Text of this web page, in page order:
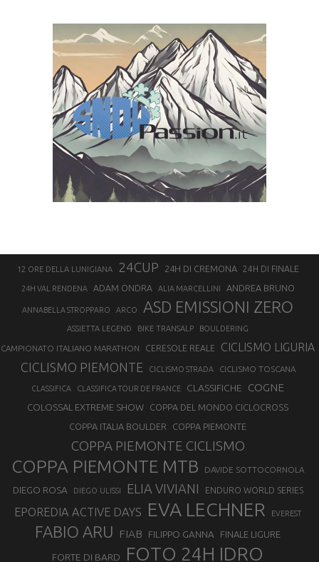
12 ORE DELLA LUNIGIANA 24CUP 24H DI CREMONA 24H DI FINALE
24H VAL RENDENA ADAM ONDRA ALIA MARCELLINI ANDREA BRUNO
ANNABELLA STROPPARO ARCO ASD EMISSIONI ZERO
ASSIETTA LEGEND BIKE TRANSALP BOULDERING
CAMPIONATO ITALIANO MARATHON CERESOLE REALE CICLISMO LIGURIA
CICLISMO PIEMONTE CICLISMO STRADA CICLISMO TOSCANA
CLASSIFICA CLASSIFICA TOUR DE FRANCE CLASSIFICHE COGNE
COLOSSAL EXTREME SHOW
COPPA DEL MONDO CICLOCROSS
COPPA ITALIA BOULDER
COPPA PIEMONTE
COPPA PIEMONTE CICLISMO
COPPA PIEMONTE MTB DAVIDE SOTTOCORNOLA
DIEGO ROSA DIEGO ULISSI ELIA VIVIANI ENDURO WORLD SERIES
EPOREDIA ACTIVE DAYS EVA LECHNER EVEREST
FABIO ARU FIAB FILIPPO GANNA FINALE LIGURE
FORTE DI BARD FOTO 24H IDRO